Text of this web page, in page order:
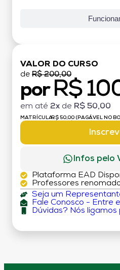
VALOR DO CURSO
de R$ 200,00
por R$
em até 2x de R$ 50,00
MATRÍCULA:R$ 50,00 (PAGÁVEL NO
Infos pelo
Plataforma EAD
Professores
Seja um
Fale Conosco - Entre
Dúvidas? Nós ligamos